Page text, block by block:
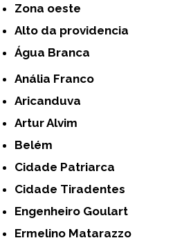
Zona oeste
alto da providencia
Água Branca
Anália Franco
Aricanduva
Artur Alvim
Belém
Cidade Patriarca
Cidade Tiradentes
Engenheiro Goulart
Ermelino Matarazzo